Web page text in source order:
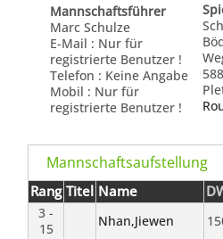
Mannschaftsführer
Marc Schulze
E-Mail : Nur für
registrierte Benutzer !
Telefon : Keine Angabe
Mobil : Nur für
registrierte Benutzer !
Mannschaftsaufstellung
Rang Titel Name
3 -
15
Nhan,Jiewen